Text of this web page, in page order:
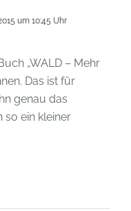
um 10:45 Uhr
„WALD – Mehr
Das ist für
genau das
so ein kleiner